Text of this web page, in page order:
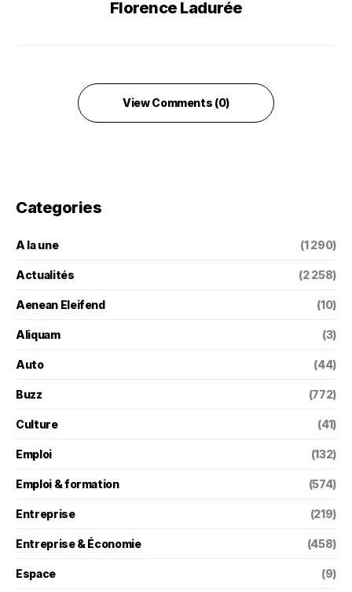
Florence Ladurée
View Comments (0)
Categories
A la une (1 290)
Actualités (2 258)
Aenean Eleifend (10)
Aliquam (3)
Auto (44)
Buzz (772)
Culture (41)
Emploi (132)
Emploi & formation (574)
Entreprise (219)
Entreprise & Économie (458)
Espace (9)